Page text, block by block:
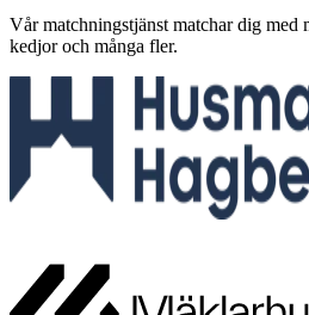
Vår matchningstjänst matchar dig med
kedjor och många fler.